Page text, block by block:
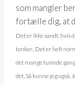
som mangler
fortælle dig, at
Det er ikke sandt, hvis
tanker.. Det er helt
det mange tusinde
det. Så kunne jeg også.